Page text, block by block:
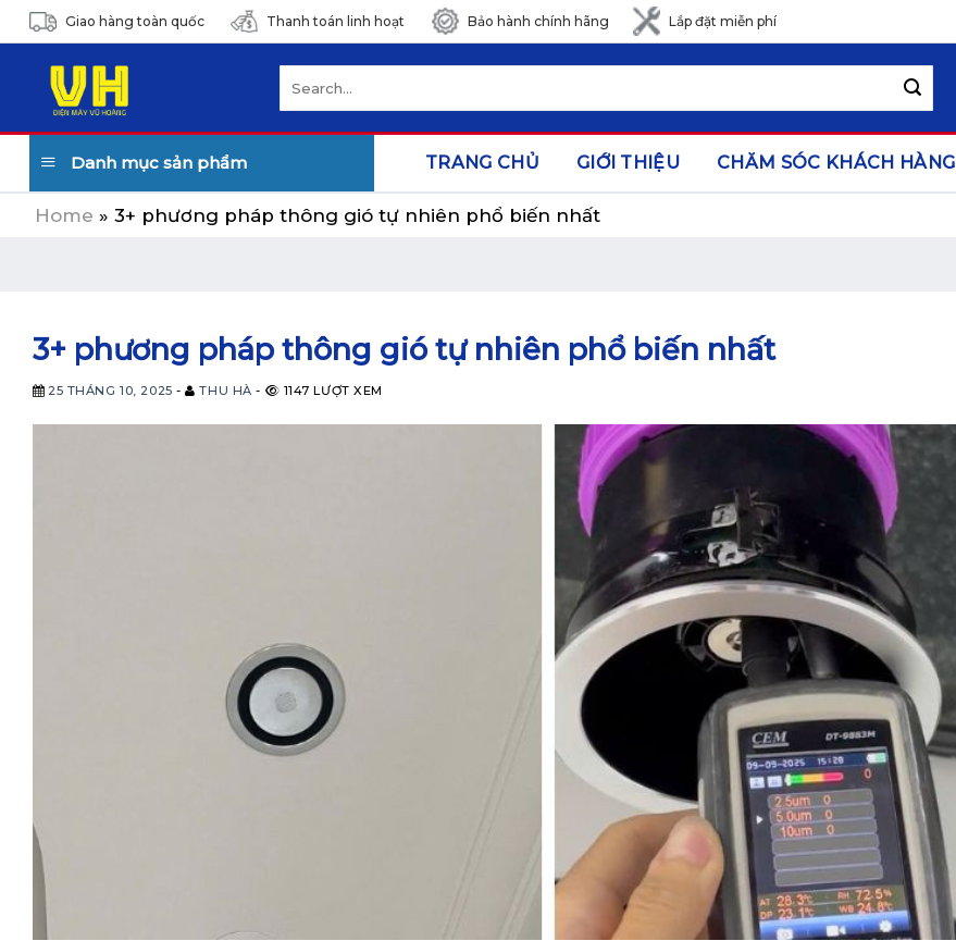
Skip
to
content
Giao hàng toàn quốc Thanh toán linh hoạt Bảo hành chính hãng Lắp đặt miễn phí
for:
Danh mục sản phẩm TRANG CHỦ GIỚI THIỆU CHĂM SÓC KHÁCH HÀNG
Home » 3+ phương pháp thông gió tự nhiên phổ biến nhất
3+ phương pháp thông gió tự nhiên phổ biến nhất
25 THÁNG 10, 2025 - THU HÀ - 1147 LƯỢT XEM